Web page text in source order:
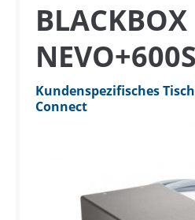
BLACKBOX
NEVO+600S
Kundenspezifisches
Connect